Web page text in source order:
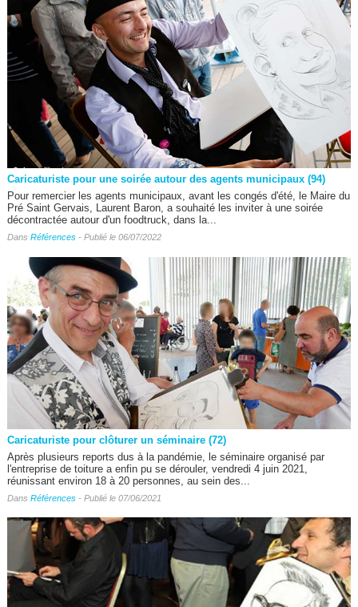
Caricaturiste pour une soirée autour des agents municipaux (94)
Pour remercier les agents municipaux, avant les congés d'été, le Maire du
Pré Saint Gervais, Laurent Baron, a souhaité les inviter à une soirée
décontractée autour d'un foodtruck, dans la...
Dans Références- Publié le 06/07/2022
Caricaturiste pour clôturer un séminaire (72)
Après plusieurs reports dus à la pandémie, le séminaire organisé par
l'entreprise de toiture a enfin pu se dérouler, vendredi 4 juin 2021,
réunissant environ 18 à 20 personnes, au sein des...
Dans Références- Publié le 07/06/2021